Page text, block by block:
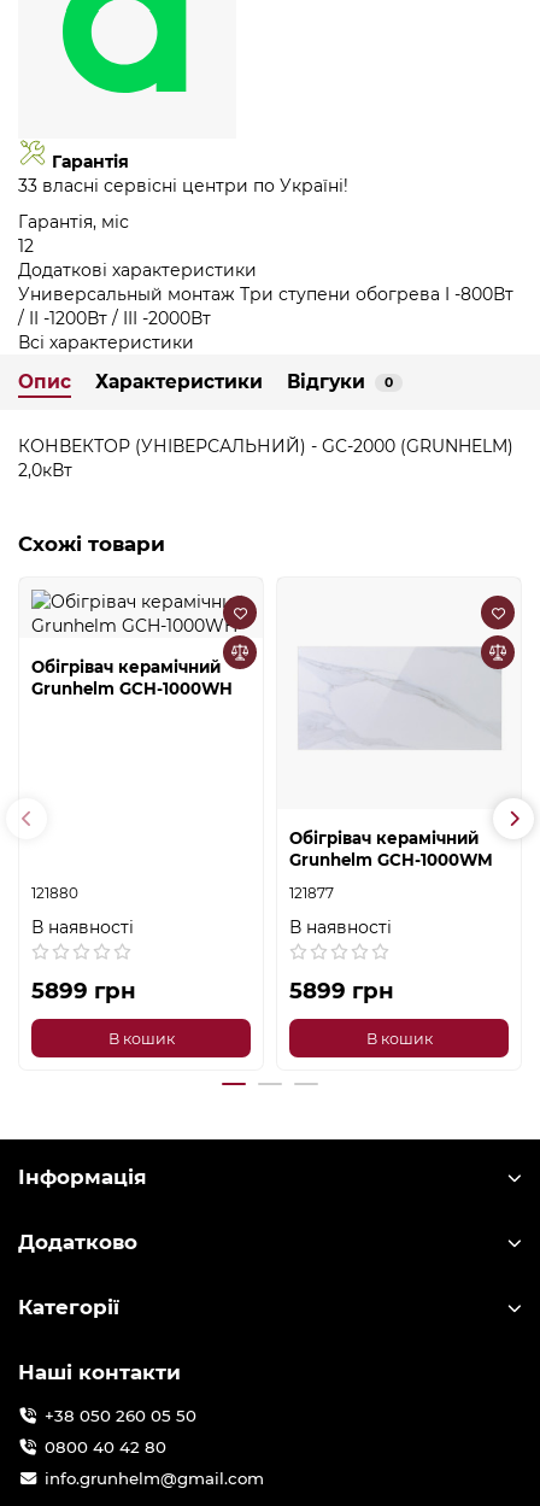
Гарантія
33 власні сервісні центри по Україні!
Гарантія, міс
12
Додаткові характеристики
Универсальный монтаж Три ступени обогрева I -800Вт
/ II -1200Вт / III -2000Вт
Всі характеристики
Опис Характеристики Відгуки 0
КОНВЕКТОР (УНІВЕРСАЛЬНИЙ) - GC-2000 (GRUNHELM)
2,0кВт
Схожі товари
Обігрівач керамічний
Grunhelm GCH-1000WH
121880
В наявності
5899 грн
В кошик
Обігрівач керамічний
Grunhelm GCH-1000WM
121877
В наявності
5899 грн
В кошик
Інформація
Додатково
Категорії
Наші контакти
+38 050 260 05 50
0800 40 42 80
info.grunhelm@gmail.com